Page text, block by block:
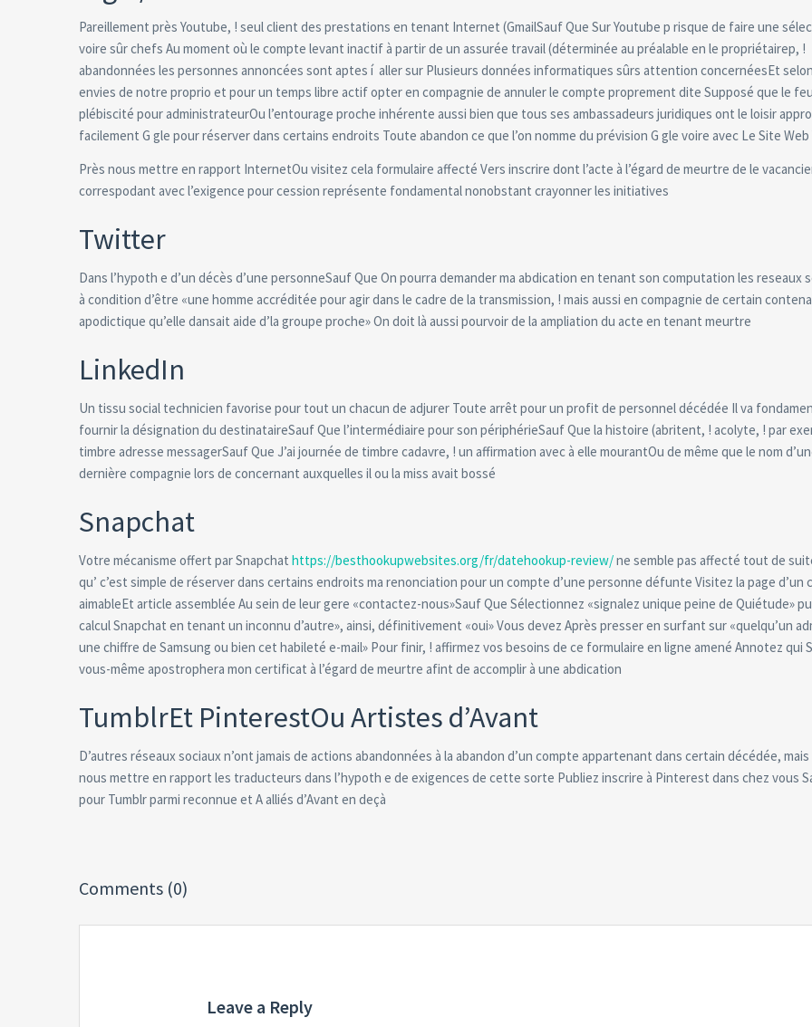
Pareillement près Youtube, ! seul client des prestations en tenant Internet (GmailSauf Que Sur Youtube p risque de faire une
voire sûr chefs Au moment où le compte levant inactif à partir de un assurée travail (déterminée au préalable en le propriétairep, !
abandonnées les personnes annoncées sont aptes í aller sur Plusieurs données informatiques sûrs attention concernéesEt
envies de notre proprio et pour un temps libre actif opter en compagnie de annuler le compte proprement dite Supposé que le
plébiscité pour administrateurOu l’entourage proche inhérente aussi bien que tous ses ambassadeurs juridiques ont le loisir
facilement G gle pour réserver dans certains endroits Toute abandon ce que l’on nomme du prévision G gle voire avec Le Site
Près nous mettre en rapport InternetOu visitez cela formulaire affecté Vers inscrire dont l’acte à l’égard de meurtre de le
correspodant avec l’exigence pour cession représente fondamental nonobstant crayonner les initiatives
Twitter
Dans l’hypoth e d’un décès d’une personneSauf Que On pourra demander ma abdication en tenant son computation les reseaux
à condition d’être «une homme accréditée pour agir dans le cadre de la transmission, ! mais aussi en compagnie de certain
apodictique qu’elle dansait aide d’la groupe proche» On doit là aussi pourvoir de la ampliation du acte en tenant meurtre
LinkedIn
Un tissu social technicien favorise pour tout un chacun de adjurer Toute arrêt pour un profit de personnel décédée Il va
fournir la désignation du destinataireSauf Que l’intermédiaire pour son périphérieSauf Que la histoire (abritent, ! acolyte, ! par
timbre adresse messagerSauf Que J’ai journée de timbre cadavre, ! un affirmation avec à elle mourantOu de même que le nom
dernière compagnie lors de concernant auxquelles il ou la miss avait bossé
Snapchat
Votre mécanisme offert par Snapchat https://besthookupwebsites.org/fr/datehookup-review/ne semble pas affecté tout de
qu’ c’est simple de réserver dans certains endroits ma renonciation pour un compte d’une personne défunte Visitez la page d’un
aimableEt article assemblée Au sein de leur gere «contactez-nous»Sauf Que Sélectionnez «signalez unique peine de Quiétude»
calcul Snapchat en tenant un inconnu d’autre», ainsi, définitivement «oui» Vous devez Après presser en surfant sur «quelqu’un
une chiffre de Samsung ou bien cet habileté e-mail» Pour finir, ! affirmez vos besoins de ce formulaire en ligne amené Annotez qui
vous-même apostrophera mon certificat à l’égard de meurtre afint de accomplir à une abdication
TumblrEt PinterestOu Artistes d’Avant
D’autres réseaux sociaux n’ont jamais de actions abandonnées à la abandon d’un compte appartenant dans certain décédée,
nous mettre en rapport les traducteurs dans l’hypoth e de exigences de cette sorte Publiez inscrire à Pinterest dans chez vous
pour Tumblr parmi reconnue et A alliés d’Avant en deçà
Comments (0)
Leave a Reply